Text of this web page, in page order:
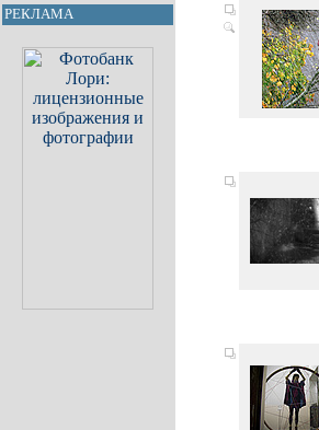
РЕКЛАМА